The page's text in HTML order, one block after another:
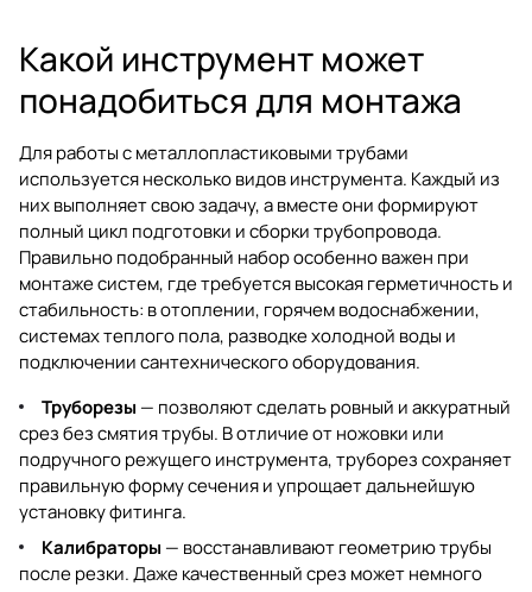
Какой инструмент может
понадобиться для монтажа
Для работы с металлопластиковыми трубами
используется несколько видов инструмента. Каждый из
них выполняет свою задачу, а вместе они формируют
полный цикл подготовки и сборки трубопровода.
Правильно подобранный набор особенно важен при
монтаже систем, где требуется высокая герметичность и
стабильность: в отоплении, горячем водоснабжении,
системах теплого пола, разводке холодной воды и
подключении сантехнического оборудования.
Труборезы — позволяют сделать ровный и аккуратный
срез без смятия трубы. В отличие от ножовки или
подручного режущего инструмента, труборез сохраняет
правильную форму сечения и упрощает дальнейшую
установку фитинга.
Калибраторы — восстанавливают геометрию трубы
после резки. Даже качественный срез может немного